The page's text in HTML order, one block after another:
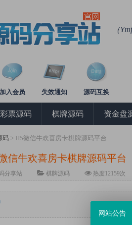
（
加入会员 失效通知 源码互换
彩票源码 棋牌源码 资金盘
码 > H5微信牛欢喜房卡棋牌源码平台
信牛欢喜房卡棋牌源码平台
分享站 棋牌源码 热度12159次
网站公告